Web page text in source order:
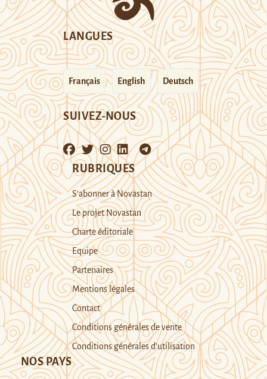
LANGUES
Français English Deutsch
SUIVEZ-NOUS
RUBRIQUES
S’abonner à Novastan
Le projet Novastan
Charte éditoriale
Equipe
Partenaires
Mentions légales
Contact
Conditions générales de vente
Conditions générales d’utilisation
NOS PAYS